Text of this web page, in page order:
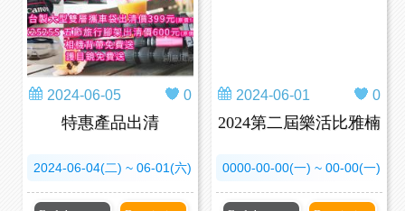
2024-06-05 0
特惠產品出清
2024-06-04(二) ~ 06-01(六)
2024-06-01 0
2024第二屆樂活比雅楠
0000-00-00(一) ~ 00-00(一)